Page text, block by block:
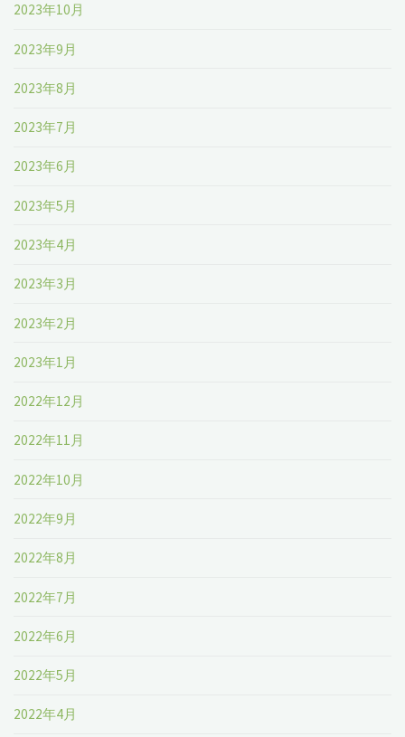
2023年10月
2023年9月
2023年8月
2023年7月
2023年6月
2023年5月
2023年4月
2023年3月
2023年2月
2023年1月
2022年12月
2022年11月
2022年10月
2022年9月
2022年8月
2022年7月
2022年6月
2022年5月
2022年4月